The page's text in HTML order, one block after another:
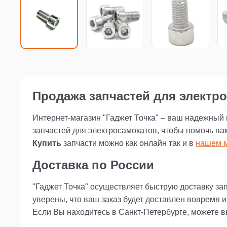
Продажа запчастей для
Интернет-магазин "Гаджет Точка" – ваш
запчастей для электросамокатов, чтобы помочь
Купить запчасти можно как онлайн так и в нашем
Доставка по России
"Гаджет Точка" осуществляет быструю доставку
уверены, что ваш заказ будет доставлен вовремя
Если Вы находитесь в Санкт-Петербурге, можете